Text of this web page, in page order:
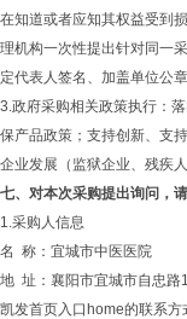
在知道或者应知其权益受到
理机构一次性提出针对同一
定代表人签名、加盖单位公
3.政府采购相关政策执行：
保产品政策；支持创新、支
企业发展（监狱企业、残疾
七、 对本次采购提出询问，
1.采购人信息
名 称：宜城市中医医院
地 址：襄阳市宜城市自忠路
凯发首页入口home的联系